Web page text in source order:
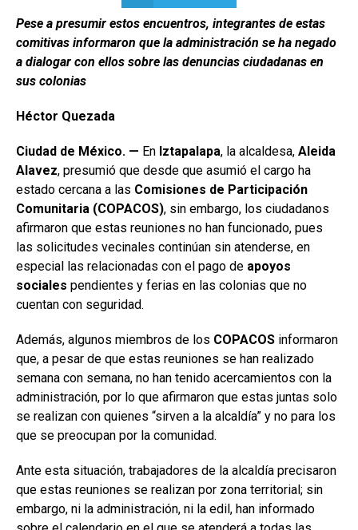
Pese a presumir estos encuentros, integrantes de estas
comitivas informaron que la administración se ha negado
a dialogar con ellos sobre las denuncias ciudadanas en
sus colonias
Héctor Quezada
Ciudad de México. — En Iztapalapa, la alcaldesa, Aleida
Alavez, presumió que desde que asumió el cargo ha
estado cercana a las Comisiones de Participación
Comunitaria (COPACOS), sin embargo, los ciudadanos
afirmaron que estas reuniones no han funcionado, pues
las solicitudes vecinales continúan sin atenderse, en
especial las relacionadas con el pago de apoyos
sociales pendientes y ferias en las colonias que no
cuentan con seguridad.
Además, algunos miembros de los COPACOS informaron
que, a pesar de que estas reuniones se han realizado
semana con semana, no han tenido acercamientos con la
administración, por lo que afirmaron que estas juntas solo
se realizan con quienes “sirven a la alcaldía” y no para los
que se preocupan por la comunidad.
Ante esta situación, trabajadores de la alcaldía precisaron
que estas reuniones se realizan por zona territorial; sin
embargo, ni la administración, ni la edil, han informado